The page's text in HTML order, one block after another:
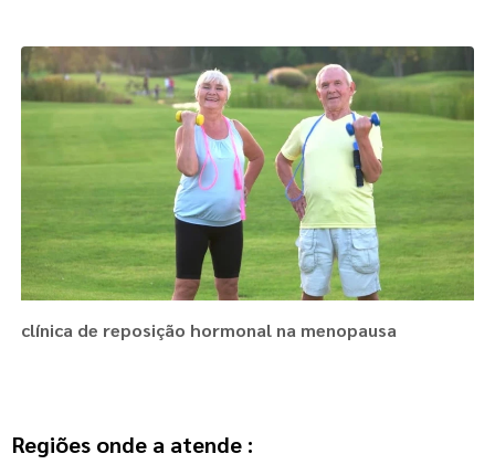
clínica de reposição hormonal na menopausa
Regiões onde a atende :